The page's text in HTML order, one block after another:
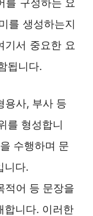
를 구성하는 요
를 생성하는지
기서 중요한 요
됩니다.
용사, 부사 등
를 형성합니
수행하며 문
니다.
적어 등 문장을
합니다. 이러한